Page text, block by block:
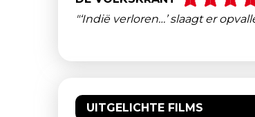
"‘Indië verloren…’ slaagt er
UITGELICHTE FILMS